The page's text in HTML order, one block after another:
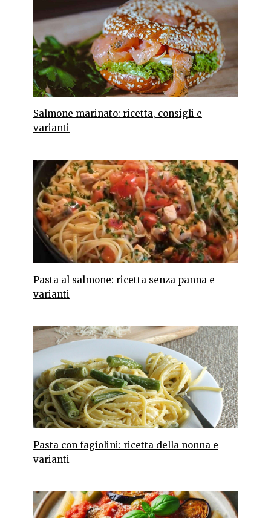
Salmone marinato: ricetta, consigli e
varianti
Pasta al salmone: ricetta senza panna e
varianti
Pasta con fagiolini: ricetta della nonna e
varianti